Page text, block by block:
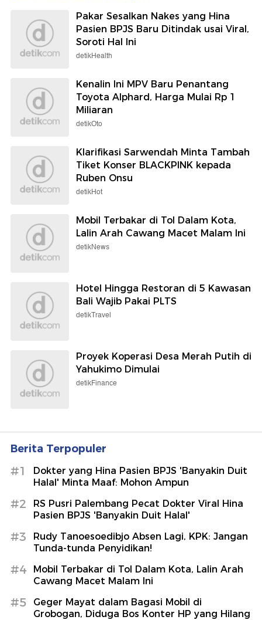
Pakar Sesalkan Nakes yang Hina
Pasien BPJS Baru Ditindak usai Viral,
Soroti Hal Ini
detikHealth
Kenalin Ini MPV Baru Penantang
Toyota Alphard, Harga Mulai Rp 1
Miliaran
detikOto
Klarifikasi Sarwendah Minta Tambah
Tiket Konser BLACKPINK kepada
Ruben Onsu
detikHot
Mobil Terbakar di Tol Dalam Kota,
Lalin Arah Cawang Macet Malam Ini
detikNews
Hotel Hingga Restoran di 5 Kawasan
Bali Wajib Pakai PLTS
detikTravel
Proyek Koperasi Desa Merah Putih di
Yahukimo Dimulai
detikFinance
Berita Terpopuler
#1
Dokter yang Hina Pasien BPJS 'Banyakin Duit
Halal' Minta Maaf: Mohon Ampun
#2
RS Pusri Palembang Pecat Dokter Viral Hina
Pasien BPJS 'Banyakin Duit Halal'
#3
Rudy Tanoesoedibjo Absen Lagi, KPK: Jangan
Tunda-tunda Penyidikan!
#4
Mobil Terbakar di Tol Dalam Kota, Lalin Arah
Cawang Macet Malam Ini
#5
Geger Mayat dalam Bagasi Mobil di
Grobogan, Diduga Bos Konter HP yang Hilang